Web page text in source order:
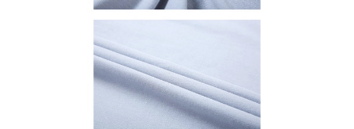
要之購買訂單資訊提供予 AFTEE ，或讓 AFTEE 蒐集處理利用您的個人資
料，請勿選用本服務。